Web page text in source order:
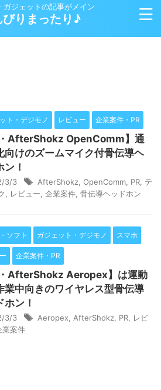
ガジェットの記事がメイン
びりまったり♪
ト・デジモノ レビュー 企業案件・PR
・AfterShokz OpenComm】通
向けのズームマイク付骨伝導ヘ
ン！
3/3 AfterShokz OpenComm PR テ
レビュー 企業案件 骨伝導ヘッドホン
ソフト ガジェット・デジモノ スマホ
企業案件・PR
・AfterShokz Aeropex】は運動
業中向きのワイヤレス型骨伝導
ホン！
3/3 Aeropex AfterShokz PR
レビ
業案件